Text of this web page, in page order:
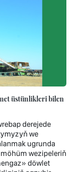
üstünlikleri bilen
derejede
we
ugrunda
wezipeleriň
döwlet